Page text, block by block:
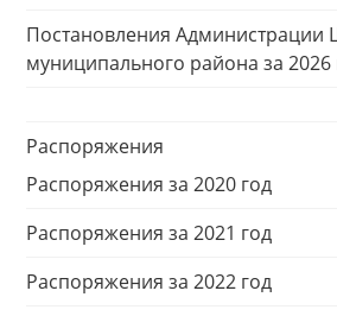
Постановления Администрации
муниципального района за 2026
Распоряжения
Распоряжения за 2020 год
Распоряжения за 2021 год
Распоряжения за 2022 год